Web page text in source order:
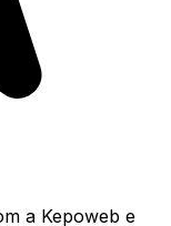
a Kepoweb e